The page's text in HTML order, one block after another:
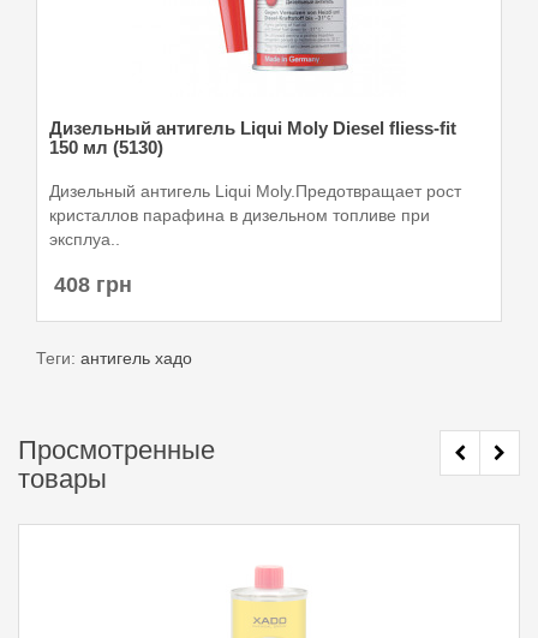
Дизельный антигель Liqui Moly Diesel fliess-fit
150 мл (5130)
Дизельный антигель Liqui Moly.Предотвращает рост
кристаллов парафина в дизельном топливе при
эксплуа..
408 грн
Теги: антигель хадо
Просмотренные
товары